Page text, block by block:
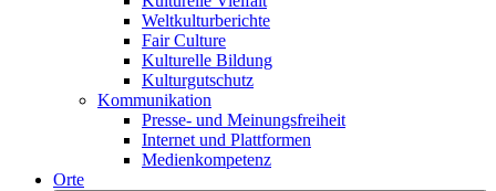
Weltkulturberichte
Fair Culture
Kulturelle Bildung
Kulturgutschutz
Kommunikation
Presse- und Meinungsfreiheit
Internet und Plattformen
Medienkompetenz
Orte